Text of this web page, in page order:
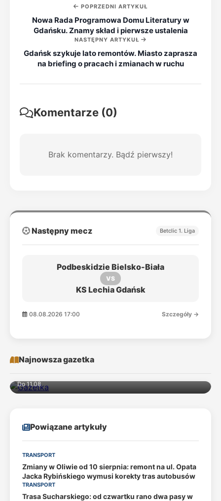
POPRZEDNI ARTYKUŁ
Nowa Rada Programowa Domu Literatury w
Gdańsku. Znamy skład i pierwsze ustalenia
NASTĘPNY ARTYKUŁ
Gdańsk szykuje lato remontów. Miasto zaprasza
na briefing o pracach i zmianach w ruchu
Komentarze (0)
Brak komentarzy. Bądź pierwszy!
Następny mecz Betclic 1. Liga
Podbeskidzie Bielsko-Biała
VS
KS Lechia Gdańsk
08.08.2026 17:00 Szczegóły →
Najnowsza gazetka
Do 11.08
Powiązane artykuły
TRANSPORT
Zmiany w Oliwie od 10 sierpnia: remont na ul. Opata
Jacka Rybińskiego wymusi korekty tras autobusów
TRANSPORT
Trasa Sucharskiego: od czwartku rano dwa pasy w